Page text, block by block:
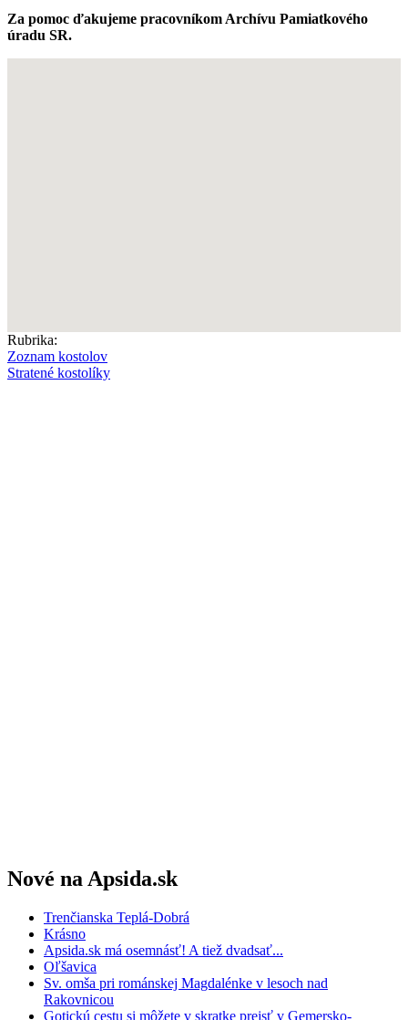
Za pomoc ďakujeme pracovníkom Archívu Pamiatkového
úradu SR.
Rubrika:
Zoznam kostolov
Stratené kostolíky
Nové na Apsida.sk
Trenčianska Teplá-Dobrá
Krásno
Apsida.sk má osemnásť! A tiež dvadsať...
Oľšavica
Sv. omša pri románskej Magdalénke v lesoch nad
Rakovnicou
Gotickú cestu si môžete v skratke prejsť v Gemersko-